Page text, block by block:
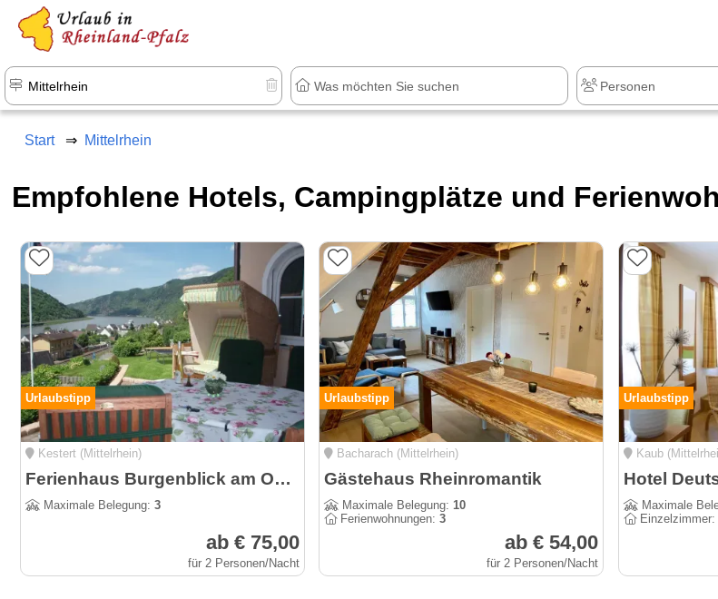
Start Mittelrhein
Empfohlene Hotels, Campingplätze und
Urlaubstipp
Kestert (Mittelrhein)
Ferienhaus Burgenblick am Oberen Mittelrheintal - Panoramablick
Maximale Belegung:3
ab € 75,00
für 2 Personen/Nacht
Urlaubstipp
Bacharach (Mittelrhein)
Gästehaus Rheinromantik
Maximale Belegung:10
Ferienwohnungen:3
ab € 54,00
für 2 Personen/Nacht
Urlaubstipp
Kaub
Maximale
Einzelzimmer: